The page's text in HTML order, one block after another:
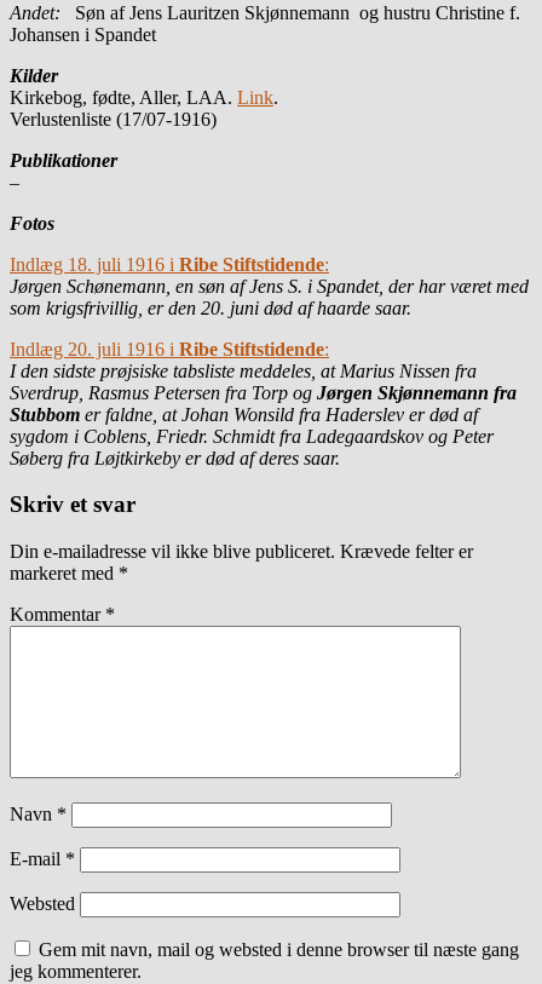
Andet: Søn af Jens Lauritzen Skjønnemann og hustru Christine f.
Johansen i Spandet
Kilder
Kirkebog, fødte, Aller, LAA. Link.
Verlustenliste (17/07-1916)
Publikationer
–
Fotos
Indlæg 18. juli 1916 i Ribe Stiftstidende:
Jørgen Schønemann, en søn af Jens S. i Spandet, der har været med
som krigsfrivillig, er den 20. juni død af haarde saar.
Indlæg 20. juli 1916 i Ribe Stiftstidende:
I den sidste prøjsiske tabsliste meddeles, at Marius Nissen fra
Sverdrup, Rasmus Petersen fra Torp og Jørgen Skjønnemann fra
Stubbom er faldne, at Johan Wonsild fra Haderslev er død af
sygdom i Coblens, Friedr. Schmidt fra Ladegaardskov og Peter
Søberg fra Løjtkirkeby er død af deres saar.
Skriv et svar
Din e-mailadresse vil ikke blive publiceret. Krævede felter er
markeret med *
Kommentar *
Navn *
E-mail *
Websted
Gem mit navn, mail og websted i denne browser til næste gang
jeg kommenterer.